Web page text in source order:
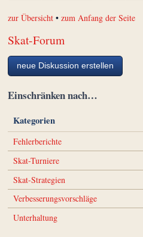
zur Übersicht •zum Anfang der Seite
Skat-Forum
neue Diskussion erstellen
Einschränken nach…
Kategorien
Fehlerberichte
Skat-Turniere
Skat-Strategien
Verbesserungsvorschläge
Unterhaltung